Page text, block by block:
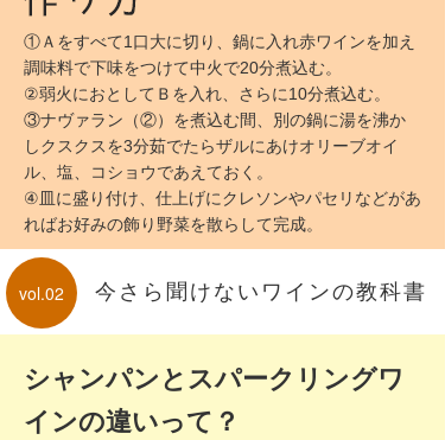
①Ａをすべて1口大に切り、鍋に入れ赤ワインを加え
調味料で下味をつけて中火で20分煮込む。
②弱火におとしてＢを入れ、さらに10分煮込む。
③ナヴァラン（②）を煮込む間、別の鍋に湯を沸か
しクスクスを3分茹でたらザルにあけオリーブオイ
ル、塩、コショウであえておく。
④皿に盛り付け、仕上げにクレソンやパセリなどがあ
ればお好みの飾り野菜を散らして完成。
vol.02 今さら聞けないワインの教科書
シャンパンとスパークリングワ
インの違いって？